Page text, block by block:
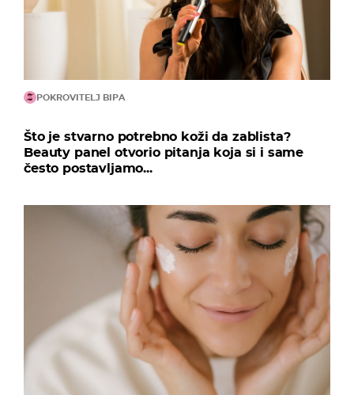
POKROVITELJ BIPA
Što je stvarno potrebno koži da zablista?
Beauty panel otvorio pitanja koja si i same
često postavljamo...